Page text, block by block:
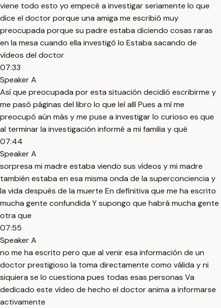
viene todo esto yo empecé a investigar seriamente lo que
dice el doctor porque una amiga me escribió muy
preocupada porque su padre estaba diciendo cosas raras
en la mesa cuando ella investigó lo Estaba sacando de
vídeos del doctor
07:33
Speaker A
Así que preocupada por esta situación decidió escribirme y
me pasó páginas del libro lo que leí allí Pues a mí me
preocupó aún más y me puse a investigar lo curioso es que
al terminar la investigación informé a mi familia y qué
07:44
Speaker A
sorpresa mi madre estaba viendo sus vídeos y mi madre
también estaba en esa misma onda de la superconciencia y
la vida después de la muerte En definitiva que me ha escrito
mucha gente confundida Y supongo que habrá mucha gente
otra que
07:55
Speaker A
no me ha escrito pero que al venir esa información de un
doctor prestigioso la toma directamente como válida y ni
siquiera se lo cuestiona pues todas esas personas Va
dedicado este vídeo de hecho el doctor anima a informarse
activamente